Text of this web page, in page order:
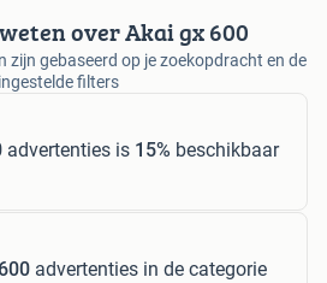
over Akai gx 600
zijn gebaseerd op je zoekopdracht en de
ingestelde filters
advertenties is 15% beschikbaar
advertenties in de categorie